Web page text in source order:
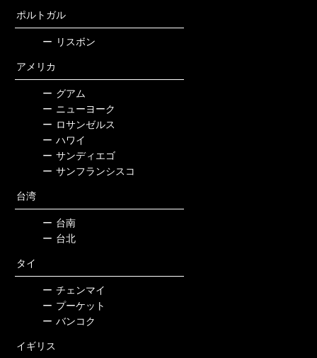
ポルトガル
ー リスボン
アメリカ
ー グアム
ー ニューヨーク
ー ロサンゼルス
ー ハワイ
ー サンディエゴ
ー サンフランシスコ
台湾
ー 台南
ー 台北
タイ
ー チェンマイ
ー プーケット
ー バンコク
イギリス